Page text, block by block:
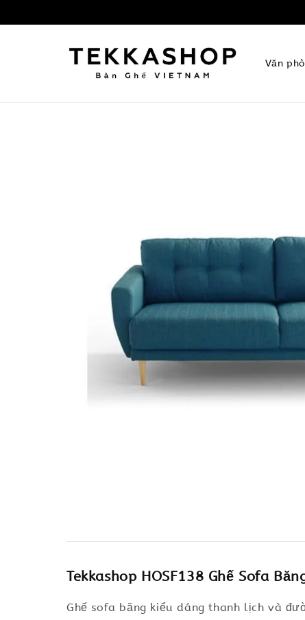
Văn
Tekkashop HOSF138 Ghế Sofa
Ghế sofa băng kiểu dáng thanh lịch và